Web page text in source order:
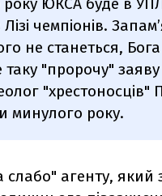
чемпіонів.
не станеться,
таку "пророчу"
"хрестоносців"
минулого року.
слабо" агенту, який